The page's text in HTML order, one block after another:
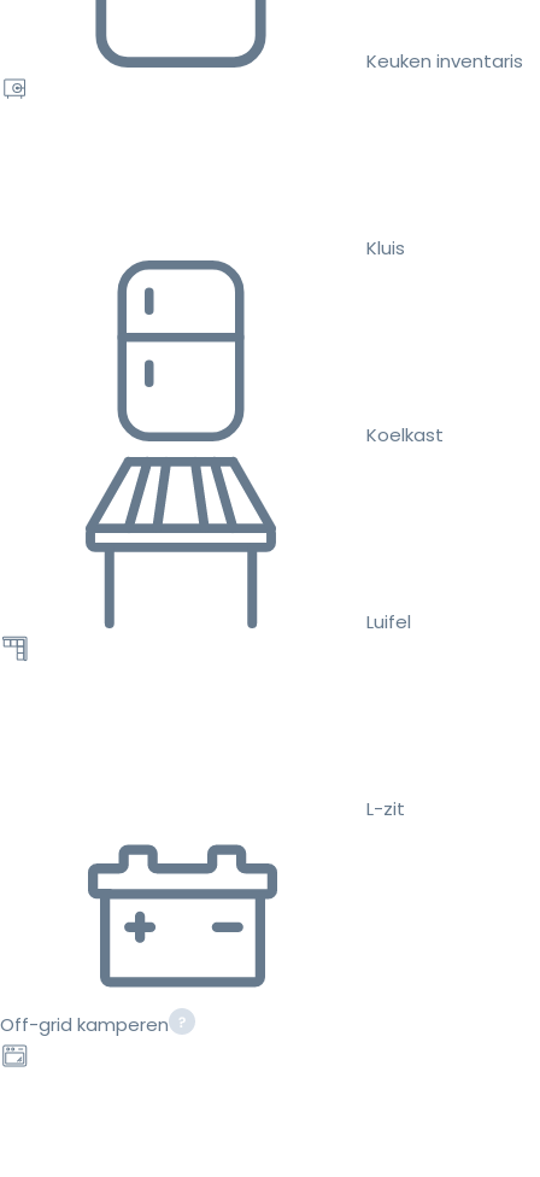
Keuken inventaris
Kluis
Koelkast
Luifel
L-zit
Off-grid kamperen